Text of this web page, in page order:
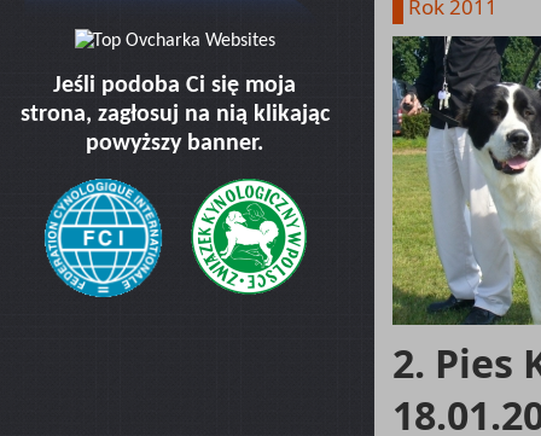
Rok 2011
2. Pies
Jeśli podoba Ci się moja
strona, zagłosuj na nią klikając
powyższy banner.